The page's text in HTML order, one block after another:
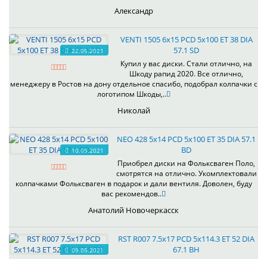
Александр
22.05.2021
VENTI 1505 6x15 PCD 5x100 ET 38 DIA
57.1 SD
Купил у вас диски. Стали отлично, на
Шкоду рапид 2020. Все отлично,
менеджеру в Ростов на дону отдельное спасибо, подобрал колпачки с
логотипом Шкоды,..
Николай
10.05.2021
NEO 428 5x14 PCD 5x100 ET 35 DIA 57.1
BD
Приобрел диски на Фольксваген Поло,
смотрятся на отлично. Укомплектовали
колпачками Фольксваген в подарок и дали вентиля. Доволен, буду
вас рекомендов..
Анатолий Новочеркасск
09.05.2021
RST R007 7.5x17 PCD 5x114.3 ET 52 DIA
67.1 BH